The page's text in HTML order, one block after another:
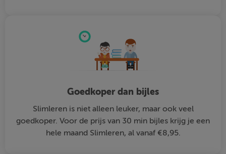
Goedkoper dan bijles
Slimleren is niet alleen leuker, maar ook veel
goedkoper. Voor de prijs van 30 min bijles krijg je een
hele maand Slimleren, al vanaf €8,95.